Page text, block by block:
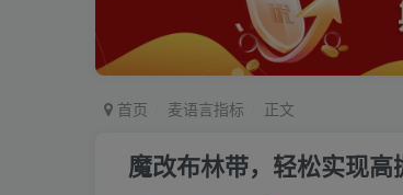
首页 麦语言指标 正文
魔改布林带，轻松实现